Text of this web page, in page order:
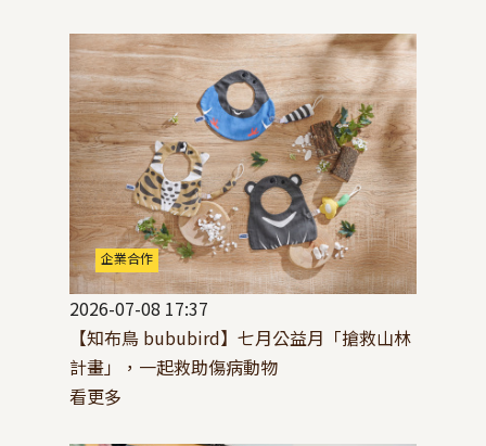
企業合作
2026-07-08 17:37
【知布鳥 bububird】七月公益月「搶救山林
計畫」，一起救助傷病動物
看更多